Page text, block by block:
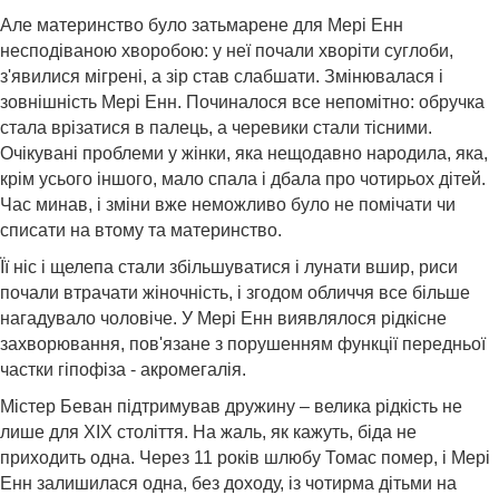
Але материнство було затьмарене для Мері Енн
несподіваною хворобою: у неї почали хворіти суглоби,
з'явилися мігрені, а зір став слабшати. Змінювалася і
зовнішність Мері Енн. Починалося все непомітно: обручка
стала врізатися в палець, а черевики стали тісними.
Очікувані проблеми у жінки, яка нещодавно народила, яка,
крім усього іншого, мало спала і дбала про чотирьох дітей.
Час минав, і зміни вже неможливо було не помічати чи
списати на втому та материнство.
Її ніс і щелепа стали збільшуватися і лунати вшир, риси
почали втрачати жіночність, і згодом обличчя все більше
нагадувало чоловіче. У Мері Енн виявлялося рідкісне
захворювання, пов'язане з порушенням функції передньої
частки гіпофіза - акромегалія.
Містер Беван підтримував дружину – велика рідкість не
лише для ХІХ століття. На жаль, як кажуть, біда не
приходить одна. Через 11 років шлюбу Томас помер, і Мері
Енн залишилася одна, без доходу, із чотирма дітьми на